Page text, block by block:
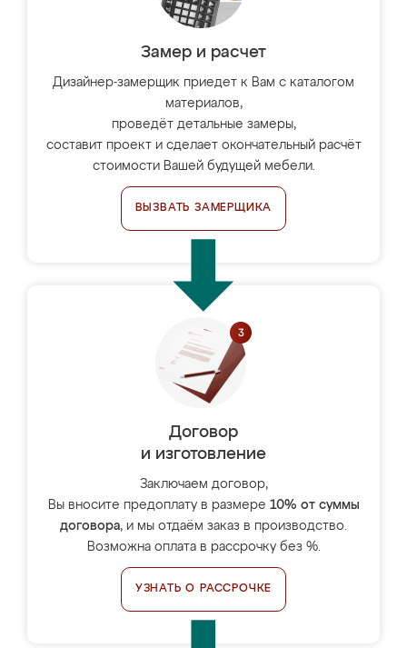
Замер и расчет
Дизайнер-замерщик приедет к Вам с каталогом
материалов,
проведёт детальные замеры,
составит проект и сделает окончательный расчёт
стоимости Вашей будущей мебели.
ВЫЗВАТЬ ЗАМЕРЩИКА
Договор
и изготовление
Заключаем договор,
Вы вносите предоплату в размере 10% от суммы
договора, и мы отдаём заказ в производство.
Возможна оплата в рассрочку без %.
УЗНАТЬ О РАССРОЧКЕ